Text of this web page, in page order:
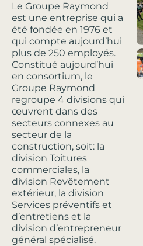
Le Groupe Raymond
est une entreprise qui a
été fondée en 1976 et
qui compte aujourd’hui
plus de 250 employés.
Constitué aujourd’hui
en consortium, le
Groupe Raymond
regroupe 4 divisions qui
œuvrent dans des
secteurs connexes au
secteur de la
construction, soit: la
division Toitures
commerciales, la
division Revêtement
extérieur, la division
Services préventifs et
d’entretiens et la
division d’entrepreneur
général spécialisé.